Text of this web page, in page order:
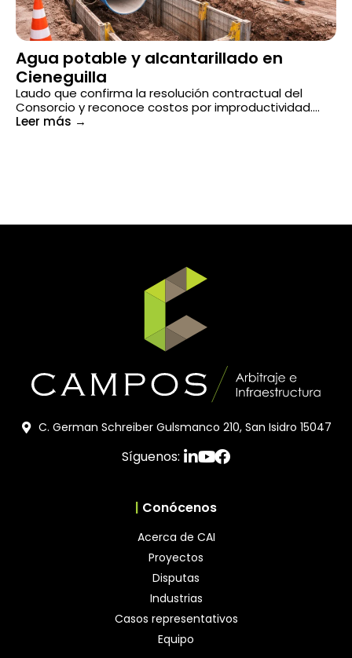
Agua potable y alcantarillado en
Cieneguilla
Laudo que confirma la resolución contractual del
Consorcio y reconoce costos por improductividad....
Leer más →
C. German Schreiber Gulsmanco 210, San Isidro 15047
Síguenos:
| Conócenos
Acerca de CAI
Proyectos
Disputas
Industrias
Casos representativos
Equipo